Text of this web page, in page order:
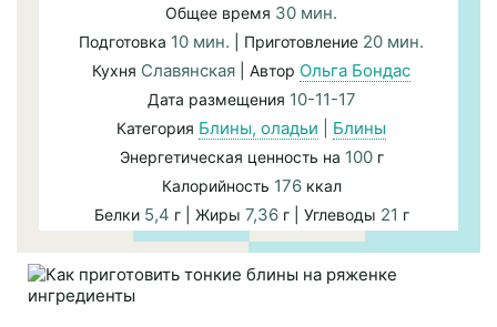
Общее время 30 мин.
Подготовка 10 мин. | Приготовление 20 мин.
Кухня Славянская | Автор Ольга Бондас
Дата размещения 10-11-17
Категория Блины, оладьи Блины
Энергетическая ценность на 100г
Калорийность 176ккал
Белки 5,4 г | Жиры 7,36г | Углеводы 21 г